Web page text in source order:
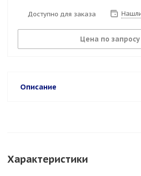
Доступно для заказа
Цена по запросу
Описание
Характеристики